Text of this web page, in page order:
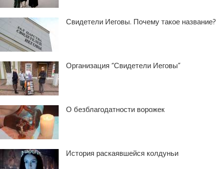
Свидетели Иеговы. Почему такое название?
Организация “Свидетели Иеговы”
О безблагодатности ворожек
История раскаявшейся колдуньи